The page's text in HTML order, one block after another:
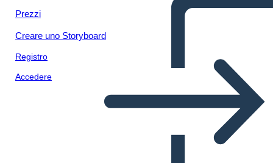
Prezzi
Creare uno Storyboard
Registro
Accedere